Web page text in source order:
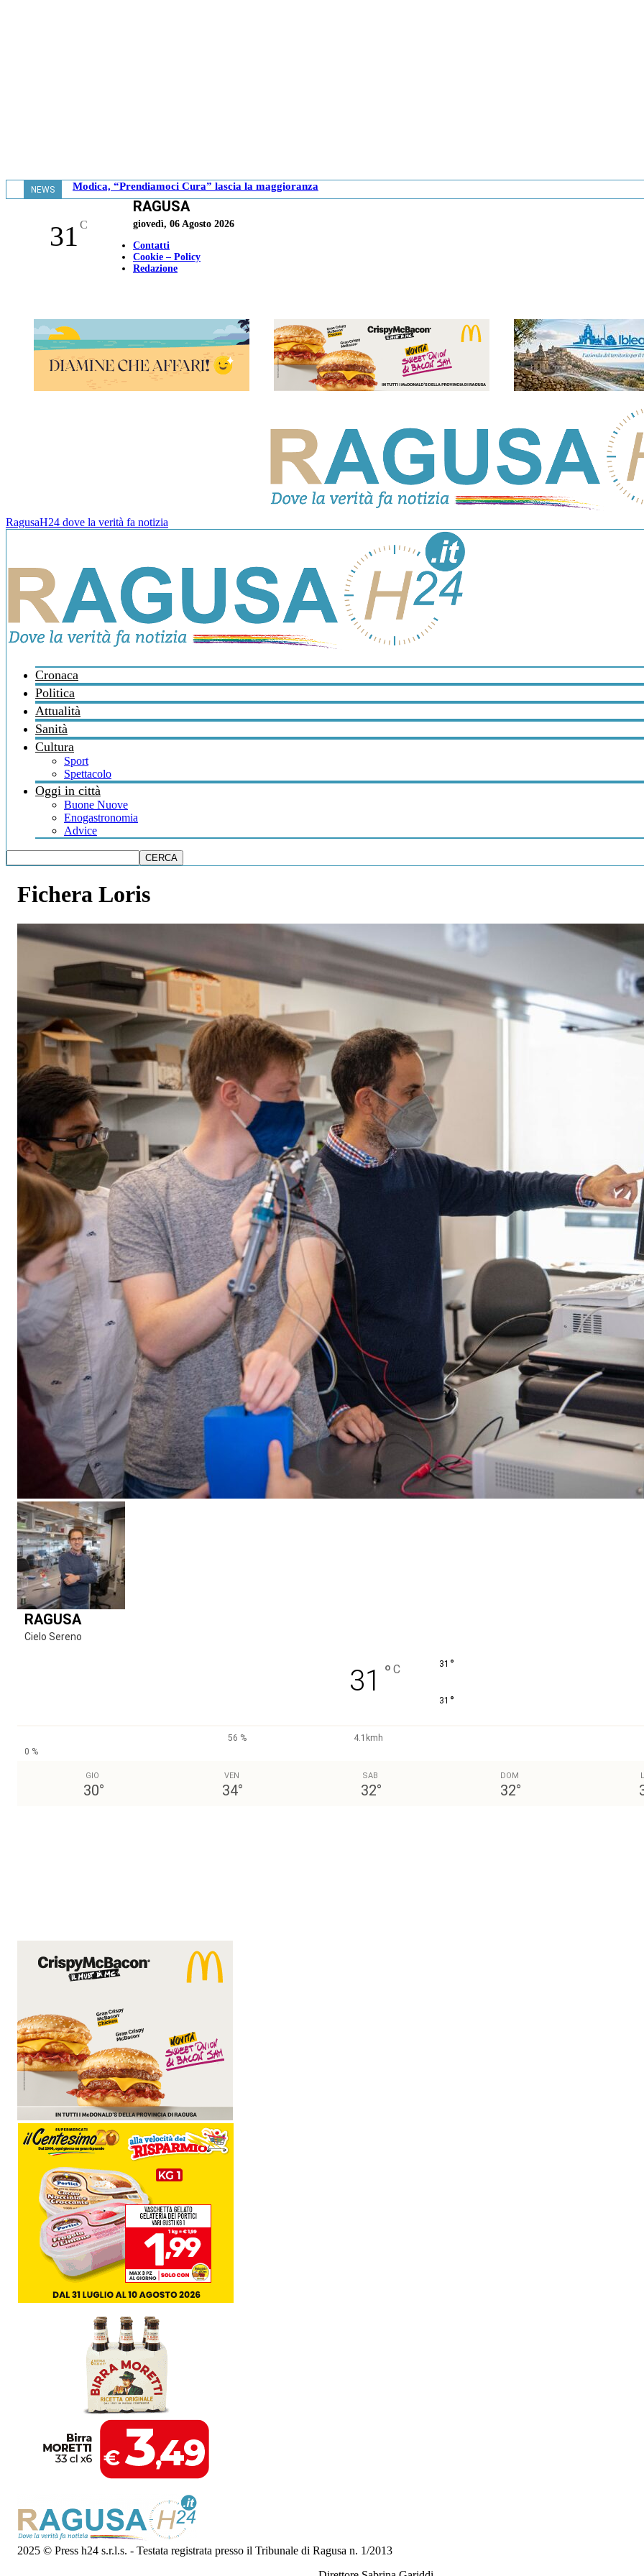
NEWS Modica, “Prendiamoci Cura” lascia la maggioranza
31 C
RAGUSA
giovedì, 06 Agosto 2026
Contatti
Cookie – Policy
Redazione
RagusaH24 dove la verità fa notizia
Cronaca
Politica
Attualità
Sanità
Cultura
Sport
Spettacolo
Oggi in città
Buone Nuove
Enogastronomia
Advice
Fichera Loris
RAGUSA
Cielo Sereno
31 ° C 31 °
31 °
56 %
4.1kmh
0 %
GIO
30°
VEN
34°
SAB
32°
DOM
32°
2025 © Press h24 s.r.l.s. - Testata registrata presso il Tribunale di Ragusa n. 1/2013